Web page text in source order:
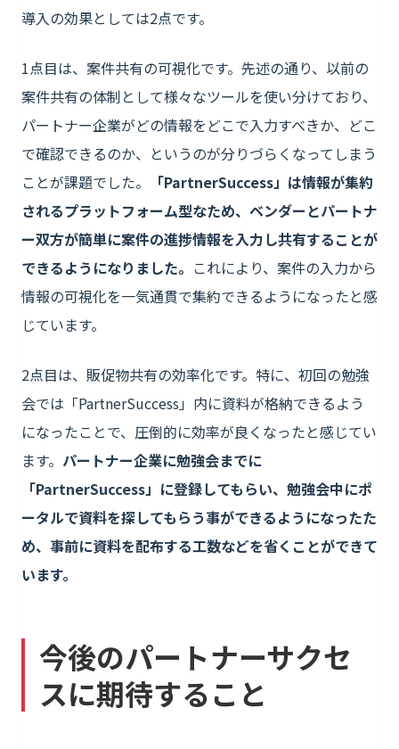
導入の効果としては2点です。
1点目は、案件共有の可視化です。先述の通り、以前の
案件共有の体制として様々なツールを使い分けており、
パートナー企業がどの情報をどこで入力すべきか、どこ
で確認できるのか、というのが分りづらくなってしまう
ことが課題でした。
「PartnerSuccess」は情報が集約
されるプラットフォーム型なため、ベンダーとパートナ
ー双方が簡単に案件の進捗情報を入力し共有することが
できるようになりました。 これにより、案件の入力から
情報の可視化を一気通貫で集約できるようになったと感
じています。
2点目は、販促物共有の効率化です。特に、初回の勉強
会では「PartnerSuccess」内に資料が格納できるよう
になったことで、圧倒的に効率が良くなったと感じてい
ます。 パートナー企業に勉強会までに
「PartnerSuccess」に登録してもらい、勉強会中にポ
ータルで資料を探してもらう事ができるようになったた
め、事前に資料を配布する工数などを省くことができて
います。
今後のパートナーサクセ
スに期待すること